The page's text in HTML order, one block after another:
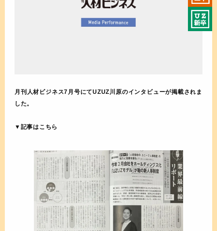
月刊人材ビジネス7月号にてUZUZ川原のインタビューが掲載されま
した。
▼記事はこちら